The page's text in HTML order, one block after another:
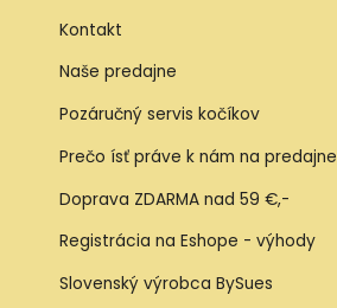
Kontakt
Naše predajne
Pozáručný servis kočíkov
Prečo ísť práve k nám na predajne
Doprava ZDARMA nad 59 €,-
Registrácia na Eshope - výhody
Slovenský výrobca BySues